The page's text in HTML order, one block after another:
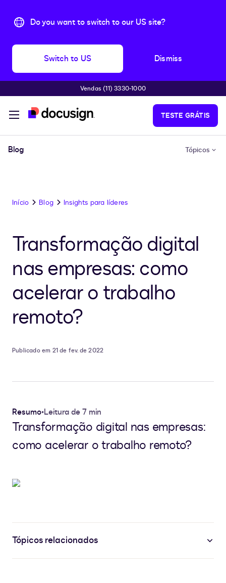
Do you want to switch to our US site?
Switch to US Dismiss
Pular para o conteúdo principal
Vendas (11) 3330-1000
TESTE GRÁTIS
Blog Tópicos
Início Blog Insights para líderes
Transformação digital
nas empresas: como
acelerar o trabalho
remoto?
Publicado em 21 de fev. de 2022
Resumo•Leitura de 7 min
Transformação digital nas empresas:
como acelerar o trabalho remoto?
Tópicos relacionados